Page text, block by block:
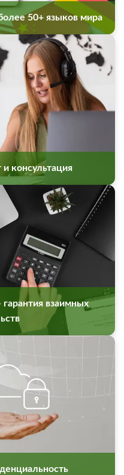
50+ языков мира
консультация
взаимных